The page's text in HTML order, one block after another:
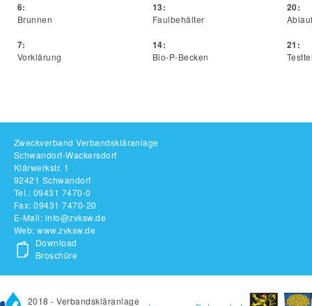
6:
Brunnen
13:
Faulbehälter
20:
7:
Vorklärung
14:
Bio-P-Becken
21:
Zweckverband Verbandskläranlage
Schwandorf-Wackersdorf
Klärwerkstr. 1
92421 Schwandorf
Tel.: 09431 7470-0
Fax: 09431 7470-20
E-Mail: info@zvksw.de
Web: www.zvksw.de
Download
Broschüre
2018 - Verbandskläranlage